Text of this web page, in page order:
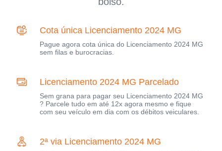
Cota única Licenciamento 2024 MG
Pague agora cota única do Licenciamento 2024 MG
sem filas e burocracias.
Licenciamento 2024 MG Parcelado
Sem grana para pagar seu Licenciamento 2024 MG
? Parcele tudo em até 12x agora mesmo e fique
com seu veículo em dia com os débitos veiculares.
2ª via Licenciamento 2024 MG